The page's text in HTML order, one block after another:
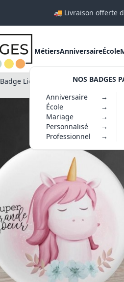
🚚 Livraison offerte
MétiersAnniversaireÉcole
NOS BADGES
Anniversaire
→
École
→
Mariage
→
Personnalisé
→
Professionnel
→
Badge Licorne Super Grande Soeur